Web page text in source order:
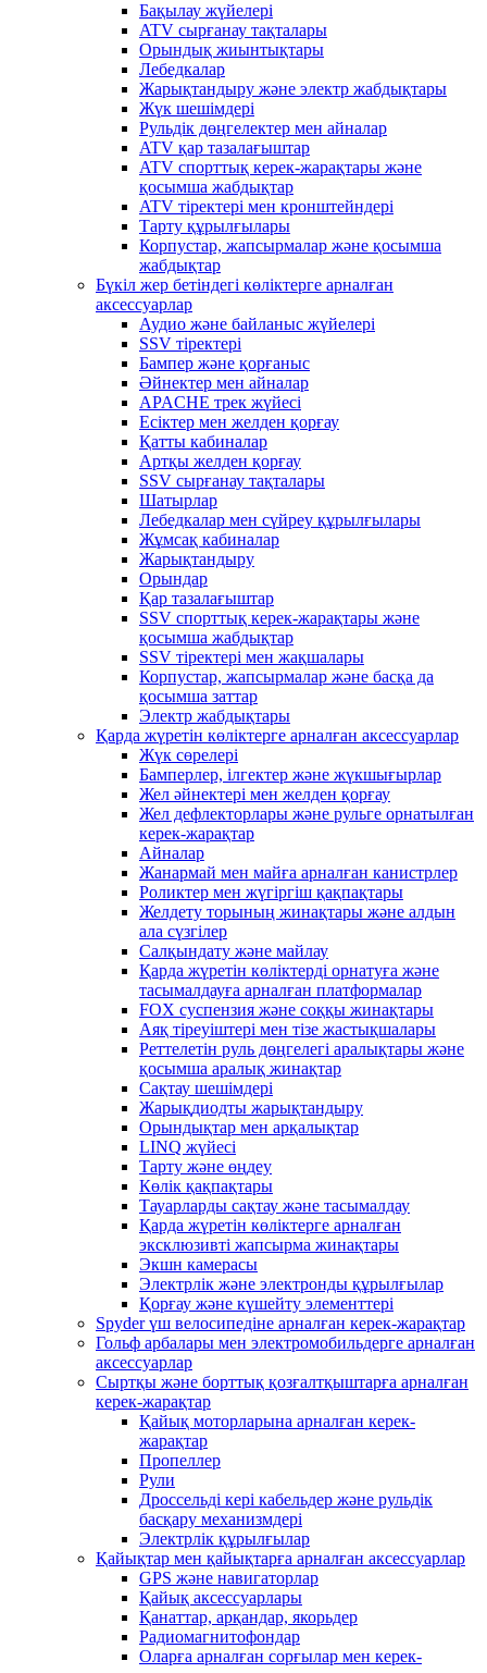
Бақылау жүйелері
ATV сырғанау тақталары
Орындық жиынтықтары
Лебедкалар
Жарықтандыру және электр жабдықтары
Жүк шешімдері
Рульдік дөңгелектер мен айналар
ATV қар тазалағыштар
ATV спорттық керек-жарақтары және
қосымша жабдықтар
ATV тіректері мен кронштейндері
Тарту құрылғылары
Корпустар, жапсырмалар және қосымша
жабдықтар
Бүкіл жер бетіндегі көліктерге арналған
аксессуарлар
Аудио және байланыс жүйелері
SSV тіректері
Бампер және қорғаныс
Әйнектер мен айналар
APACHE трек жүйесі
Есіктер мен желден қорғау
Қатты кабиналар
Артқы желден қорғау
SSV сырғанау тақталары
Шатырлар
Лебедкалар мен сүйреу құрылғылары
Жұмсақ кабиналар
Жарықтандыру
Орындар
Қар тазалағыштар
SSV спорттық керек-жарақтары және
қосымша жабдықтар
SSV тіректері мен жақшалары
Корпустар, жапсырмалар және басқа да
қосымша заттар
Электр жабдықтары
Қарда жүретін көліктерге арналған аксессуарлар
Жүк сөрелері
Бамперлер, ілгектер және жүкшығырлар
Жел әйнектері мен желден қорғау
Жел дефлекторлары және рульге орнатылған
керек-жарақтар
Айналар
Жанармай мен майға арналған канистрлер
Роликтер мен жүгіргіш қақпақтары
Желдету торының жинақтары және алдын
ала сүзгілер
Салқындату және майлау
Қарда жүретін көліктерді орнатуға және
тасымалдауға арналған платформалар
FOX суспензия және соққы жинақтары
Аяқ тіреуіштері мен тізе жастықшалары
Реттелетін руль дөңгелегі аралықтары және
қосымша аралық жинақтар
Сақтау шешімдері
Жарықдиодты жарықтандыру
Орындықтар мен арқалықтар
LINQ жүйесі
Тарту және өңдеу
Көлік қақпақтары
Тауарларды сақтау және тасымалдау
Қарда жүретін көліктерге арналған
эксклюзивті жапсырма жинақтары
Экшн камерасы
Электрлік және электронды құрылғылар
Қорғау және күшейту элементтері
Spyder үш велосипедіне арналған керек-жарақтар
Гольф арбалары мен электромобильдерге арналған
аксессуарлар
Сыртқы және борттық қозғалтқыштарға арналған
керек-жарақтар
Қайық моторларына арналған керек-
жарақтар
Пропеллер
Рули
Дроссельді кері кабельдер және рульдік
басқару механизмдері
Электрлік құрылғылар
Қайықтар мен қайықтарға арналған аксессуарлар
GPS және навигаторлар
Қайық аксессуарлары
Қанаттар, арқандар, якорьдер
Радиомагнитофондар
Оларға арналған сорғылар мен керек-